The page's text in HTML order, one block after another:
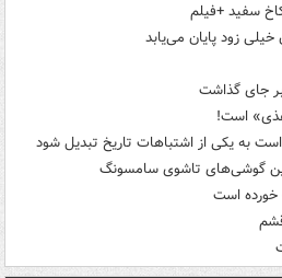
سفید +فیلم
زود پایان می‌یابد
است!
به یکی از اشتباهات تاریخ تبدیل شود
گوشی‌های تاشوی سامسونگ
است